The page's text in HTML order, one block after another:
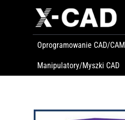
Oprogramowanie CAD/CAM
Manipulatory/Myszki CAD